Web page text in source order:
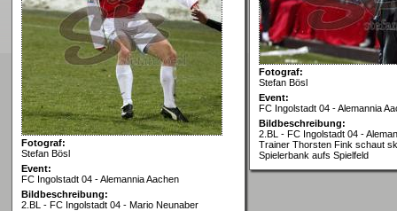
Fotograf:
Stefan Bösl
Event:
FC Ingolstadt 04 - Alemannia Aachen
Bildbeschreibung:
2.BL - FC Ingolstadt 04 - Mario Neunaber
Fotograf:
Stefan Bösl
Event:
FC Ingolstadt 04 - Alemannia
Bildbeschreibung:
2.BL - FC Ingolstadt 04 -
Trainer Thorsten Fink schaut
Spielerbank aufs Spielfeld